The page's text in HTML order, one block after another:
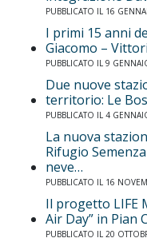
PUBBLICATO IL 16
I primi 15 anni
Giacomo –
PUBBLICATO IL 9
Due nuove
territorio: Le
PUBBLICATO IL 4
La nuova
Rifugio
neve…
PUBBLICATO IL 16
Il progetto LIFE
Air Day” in Pian
PUBBLICATO IL 20